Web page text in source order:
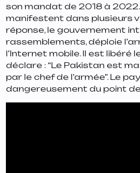
son mandat de 2018 à
manifestent dans plusieurs
réponse, le gouvernement
rassemblements, déploie
l’Internet mobile. Il est libéré
déclare : “Le Pakistan est
par le chef de l’armée”. Le
dangereusement du point